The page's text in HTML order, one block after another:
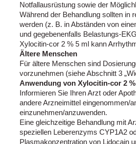
Notfallausrüstung sowie der
Während der Behandlung sollten in
werden (z. B. in Abständen von
und gegebenenfalls Belastungs-
Xylocitin-cor 2 % 5 ml kann
Ältere Menschen
Für ältere Menschen sind
vorzunehmen (siehe Abschnitt 3
Anwendung von Xylocitin-cor 2
Informieren Sie Ihren Arzt oder
andere Arzneimittel eingenommen/
einzunehmen/anzuwenden.
Eine gleichzeitige Behandlung mit
speziellen Leberenzyms CYP1A2
Plasmakonzentration von Lidocain